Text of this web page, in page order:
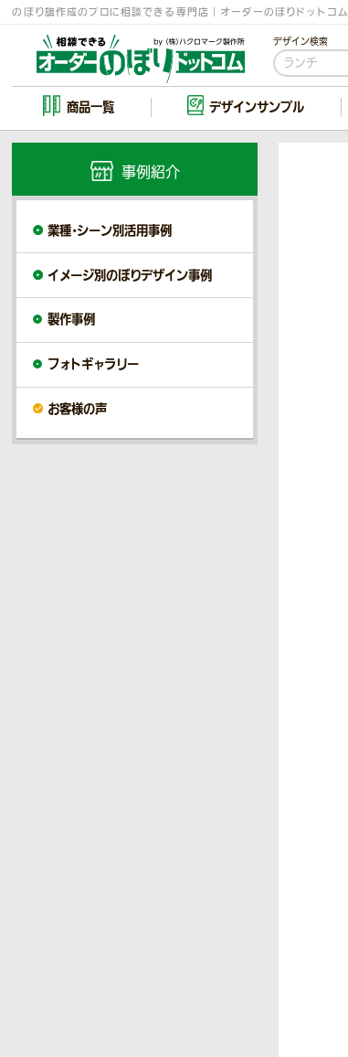
のぼり旗作成のプロに相談できる専門店｜オーダーのぼりドットコム
デザイン検索
商品一覧 デザインサンプル
事例紹介
業種・シーン別活用事例
イメージ別のぼりデザイン事例
製作事例
フォトギャラリー
お客様の声